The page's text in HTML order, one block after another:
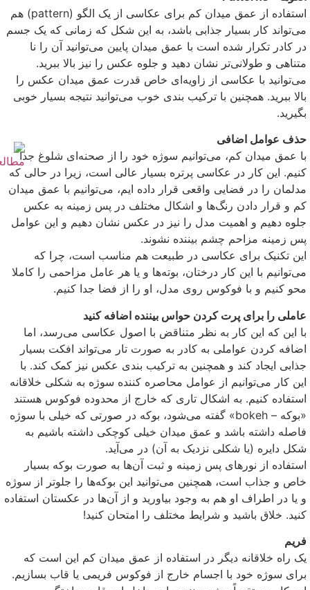
استفاده از عمق میدان کم برای عکاسی از یک الگو (pattern) هم
می‌تواند کار بسیار جذابی باشد، به این شکل که زمانی که یک جسم
در کادر تکرار شده است با عمق میدان پایین می‌توانید آن را نا
متناهی و طولانی‌تر نشان دهید و جلوه عکس را نیز بالا ببرید.
می‌توانید با عکاسی از زاویه‌ای خاص قدرت عمق میدان عکس را
بالا ببرید. همچنین با ترکیب بندی خوب می‌توانید نتیجه بسیار خوبی
بگیرید.
حذف عوامل اضافی
با عمق میدان کم، می‌توانیم سوژه خود را از صحنه‌ای شلوغ جدا
کنیم. این کار در عکاسی پرتره بسیار عالی است، زیرا در حالی که
مدلمان را در فضایی واقعی قرار داده ایم، می‌توانیم با عمق میدان
کم و قرار دادن رنگ‌ها و اشکال مختلف در پس زمینه به عکس
جلوه دهیم و اهمیت مدل را نیز در عکس نشان دهیم و این عوامل
پس زمینه مزاحم چشم بیننده نشوند.
این تکنیک برای عکاسی در طبیعت هم مناسب است، چرا که
می‌توانیم با این کار درختان، بوته‌ها و یا هر عامل مزاحمی را کاملا
محو کنیم و با فوکوس روی مدل، او را از فضا جدا کنیم.
عاملی را برای پرت کردن حواس بیننده اضافه کنید
با این که این کار به نظر متناقض با اصول عکاسی می‌رسد، اما
اضافه کردن عواملی به کادر به صورت تار می‌تواند افکت بسیار
جذابی ایجاد کند و همچنین به ترکیب بندی عکس نیز کمک کند. با
این کار می‌توانیم از عوامل محاصره کننده سوژه به شکلی خلاقانه
استفاده کنیم. به اشکال تاری که خارج از محدوده فوکوس هستند
«بوکه – bokeh» گفته می‌شود، بوکه در صورتی که خیلی با سوژه
فاصله داشته باشد و عمق میدان خیلی کوچکی داشته باشیم به
شکل دایره (یا شکلی نزدیک به آن) در می‌آید.
استفاده از نور‌های پس زمینه و ثبت آن‌ها به صورت بوکه بسیار
خاص و جذاب است، همچنین می‌توانید این بوکه‌ها را جلوتر از سوژه
و یا در اطراف او هم به وجود بیاورید و از آن‌ها در عکستان استفاده
کنید. خلاق باشید و شرایط مختلف را امتحان کنید!
فریم
یک راه خلاقانه دیگر در استفاده از عمق میدان کم این است که
برای سوژه خود با اجسام خارج از فوکوس فریمی یا قاب بسازیم.